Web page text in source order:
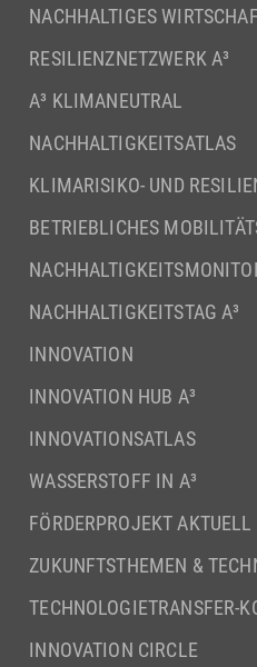
NACHHALTIGES
RESILIENZNETZWERK A³
A³ KLIMANEUTRAL
NACHHALTIGKEITSATLAS
KLIMARISIKO- UND
BETRIEBLICHES
NACHHALTIGKEITSTAG A³
INNOVATION
INNOVATION HUB A³
INNOVATIONSATLAS
WASSERSTOFF IN A³
FÖRDERPROJEKT AKTUELL
ZUKUNFTSTHEMEN &
TECHNOLOGIETRANSFER-
INNOVATION CIRCLE